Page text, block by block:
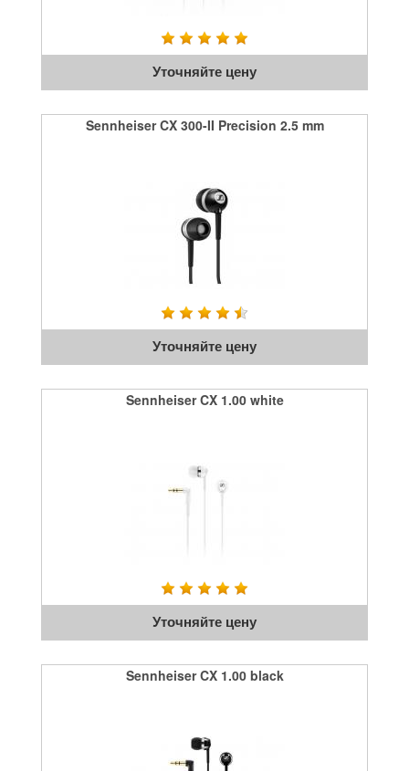
Уточняйте цену
Sennheiser CX 300-II Precision 2.5 mm
Уточняйте цену
Sennheiser CX 1.00 white
Уточняйте цену
Sennheiser CX 1.00 black